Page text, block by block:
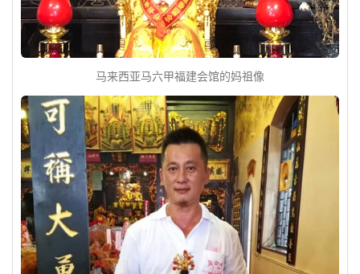
马来西亚马六甲福建会馆的妈祖像